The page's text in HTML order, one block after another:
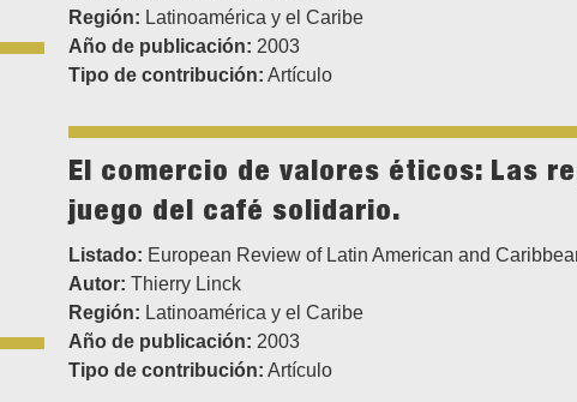
Región: Latinoamérica y el Caribe
Año de publicación: 2003
Tipo de contribución: Artículo
El comercio de valores éticos: Las
juego del café solidario.
Listado: European Review of Latin American and
Autor: Thierry Linck
Región: Latinoamérica y el Caribe
Año de publicación: 2003
Tipo de contribución: Artículo